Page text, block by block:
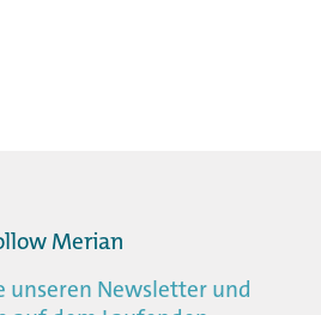
Merian
unseren Newsletter und